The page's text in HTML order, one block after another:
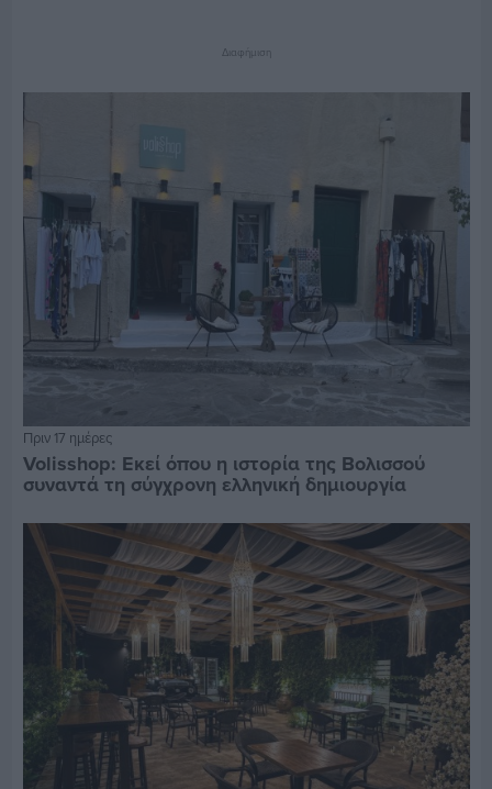
Διαφήμιση
Πριν 17 ημέρες
Volisshop: Εκεί όπου η ιστορία της Βολισσού
συναντά τη σύγχρονη ελληνική δημιουργία